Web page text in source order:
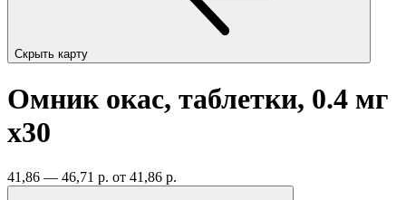
Скрыть карту
Омник окас, таблетки, 0.4 мг
x30
41,86 — 46,71 р. от 41,86 р.